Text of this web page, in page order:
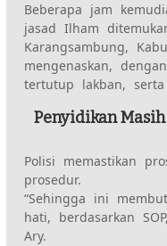
Beberapa jam
jasad Ilham
Karangsambung,
mengenaskan,
tertutup lakban,
Penyidikan
Polisi memastikan
prosedur.
“Sehingga ini
hati, berdasarkan
Ary.